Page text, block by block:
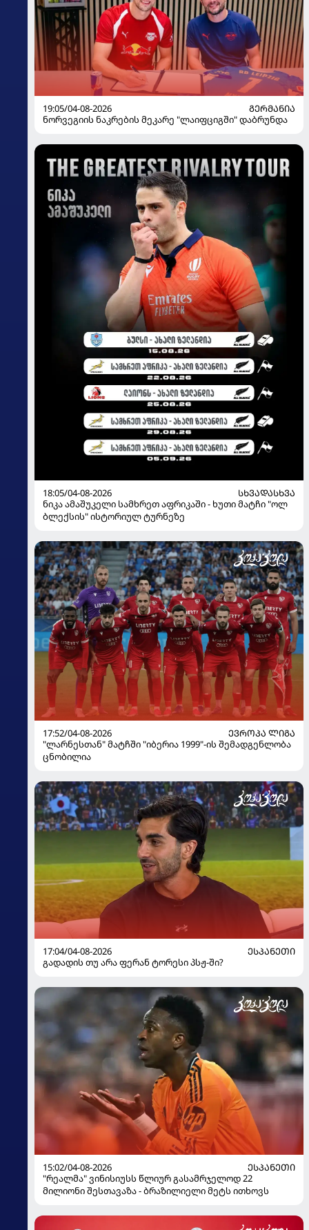
19:05/04-08-2026
ᲒᲔᲠᲛᲐᲜᲘᲐ
ნორვეგიის ნაკრების მეკარე "ლაიფციგში" დაბრუნდა
18:05/04-08-2026
ᲡᲮᲕᲐᲓᲐᲡᲮᲕᲐ
ნიკა ამაშუკელი სამხრეთ აფრიკაში - ხუთი მატჩი "ოლ
ბლექსის" ისტორიულ ტურნეზე
17:52/04-08-2026
ᲔᲕᲠᲝᲞᲐ ᲚᲘᲒᲐ
"ლარნესთან" მატჩში "იბერია 1999"-ის შემადგენლობა
ცნობილია
17:04/04-08-2026
ᲔᲡᲞᲐᲜᲔᲗᲘ
გადადის თუ არა ფერან ტორესი პსჟ-ში?
15:02/04-08-2026
ᲔᲡᲞᲐᲜᲔᲗᲘ
"რეალმა" ვინისიუსს წლიურ გასამრჯელოდ 22
მილიონი შესთავაზა - ბრაზილიელი მეტს ითხოვს